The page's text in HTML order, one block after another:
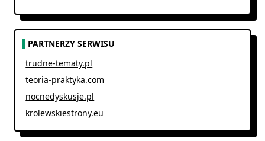
PARTNERZY SERWISU
trudne-tematy.pl
teoria-praktyka.com
nocnedyskusje.pl
krolewskiestrony.eu